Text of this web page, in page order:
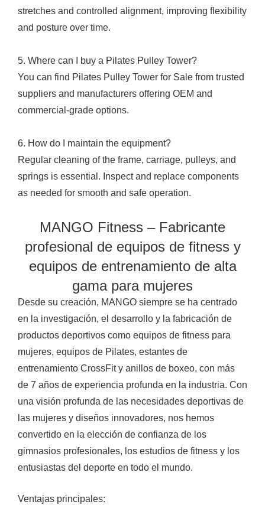
stretches and controlled alignment, improving flexibility
and posture over time.
5. Where can I buy a Pilates Pulley Tower?
You can find Pilates Pulley Tower for Sale from trusted
suppliers and manufacturers offering OEM and
commercial-grade options.
6. How do I maintain the equipment?
Regular cleaning of the frame, carriage, pulleys, and
springs is essential. Inspect and replace components
as needed for smooth and safe operation.
MANGO Fitness – Fabricante
profesional de equipos de fitness y
equipos de entrenamiento de alta
gama para mujeres
Desde su creación, MANGO siempre se ha centrado
en la investigación, el desarrollo y la fabricación de
productos deportivos como equipos de fitness para
mujeres, equipos de Pilates, estantes de
entrenamiento CrossFit y anillos de boxeo, con más
de 7 años de experiencia profunda en la industria. Con
una visión profunda de las necesidades deportivas de
las mujeres y diseños innovadores, nos hemos
convertido en la elección de confianza de los
gimnasios profesionales, los estudios de fitness y los
entusiastas del deporte en todo el mundo.
Ventajas principales: